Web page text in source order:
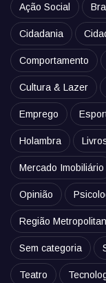
Ação Social
Cidadania
Comportamento
Cultura & Lazer
Emprego
Holambra
Mercado Imobiliário
Opinião
Região
Sem categoria
Teatro